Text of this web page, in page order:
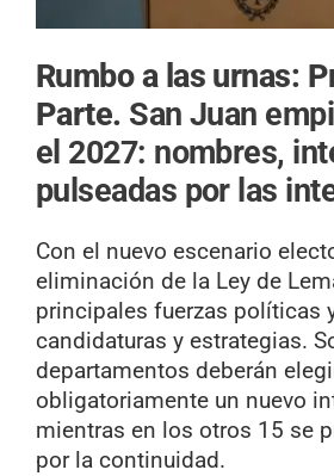
Rumbo a las urnas:
Parte. San Juan
el 2027: nombres,
pulseadas por las
Con el nuevo escenario
eliminación de la Ley de
principales fuerzas políticas
candidaturas y estrategias.
departamentos deberán
obligatoriamente un nuevo
mientras en los otros 15 se
por la continuidad.